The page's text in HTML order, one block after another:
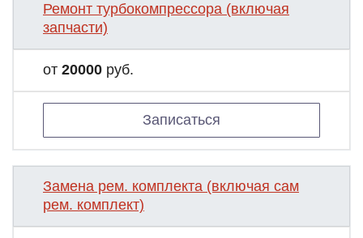
Ремонт турбокомпрессора (включая
запчасти)
от 20000 руб.
Записаться
Замена рем. комплекта (включая сам
рем. комплект)